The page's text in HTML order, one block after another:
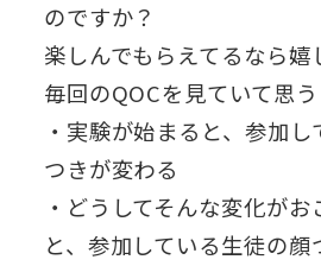
のですか？
楽しんでもらえてるなら嬉
毎回のQOCを見ていて思
・実験が始まると、参加
つきが変わる
・どうしてそんな変化が
と、参加している生徒の顔